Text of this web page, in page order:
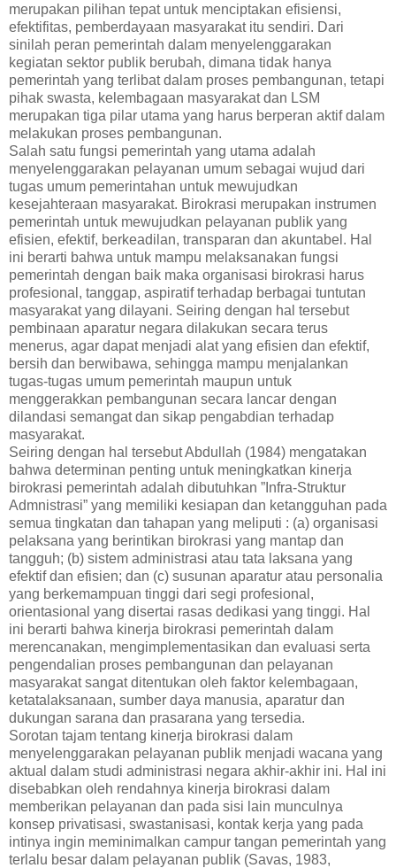
merupakan pilihan tepat untuk menciptakan efisiensi,
efektifitas, pemberdayaan masyarakat itu sendiri. Dari
sinilah peran pemerintah dalam menyelenggarakan
kegiatan sektor publik berubah, dimana tidak hanya
pemerintah yang terlibat dalam proses pembangunan, tetapi
pihak swasta, kelembagaan masyarakat dan LSM
merupakan tiga pilar utama yang harus berperan aktif dalam
melakukan proses pembangunan.
Salah satu fungsi pemerintah yang utama adalah
menyelenggarakan pelayanan umum sebagai wujud dari
tugas umum pemerintahan untuk mewujudkan
kesejahteraan masyarakat. Birokrasi merupakan instrumen
pemerintah untuk mewujudkan pelayanan publik yang
efisien, efektif, berkeadilan, transparan dan akuntabel. Hal
ini berarti bahwa untuk mampu melaksanakan fungsi
pemerintah dengan baik maka organisasi birokrasi harus
profesional, tanggap, aspiratif terhadap berbagai tuntutan
masyarakat yang dilayani. Seiring dengan hal tersebut
pembinaan aparatur negara dilakukan secara terus
menerus, agar dapat menjadi alat yang efisien dan efektif,
bersih dan berwibawa, sehingga mampu menjalankan
tugas-tugas umum pemerintah maupun untuk
menggerakkan pembangunan secara lancar dengan
dilandasi semangat dan sikap pengabdian terhadap
masyarakat.
Seiring dengan hal tersebut Abdullah (1984) mengatakan
bahwa determinan penting untuk meningkatkan kinerja
birokrasi pemerintah adalah dibutuhkan ”Infra-Struktur
Admnistrasi” yang memiliki kesiapan dan ketangguhan pada
semua tingkatan dan tahapan yang meliputi : (a) organisasi
pelaksana yang berintikan birokrasi yang mantap dan
tangguh; (b) sistem administrasi atau tata laksana yang
efektif dan efisien; dan (c) susunan aparatur atau personalia
yang berkemampuan tinggi dari segi profesional,
orientasional yang disertai rasas dedikasi yang tinggi. Hal
ini berarti bahwa kinerja birokrasi pemerintah dalam
merencanakan, mengimplementasikan dan evaluasi serta
pengendalian proses pembangunan dan pelayanan
masyarakat sangat ditentukan oleh faktor kelembagaan,
ketatalaksanaan, sumber daya manusia, aparatur dan
dukungan sarana dan prasarana yang tersedia.
Sorotan tajam tentang kinerja birokrasi dalam
menyelenggarakan pelayanan publik menjadi wacana yang
aktual dalam studi administrasi negara akhir-akhir ini. Hal ini
disebabkan oleh rendahnya kinerja birokrasi dalam
memberikan pelayanan dan pada sisi lain munculnya
konsep privatisasi, swastanisasi, kontak kerja yang pada
intinya ingin meminimalkan campur tangan pemerintah yang
terlalu besar dalam pelayanan publik (Savas, 1983,